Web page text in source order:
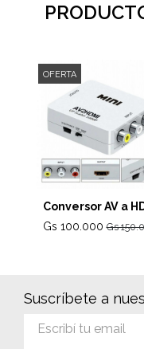
OFERTA
Conversor AV a
Gs 100.000 Gs
Suscríbete a